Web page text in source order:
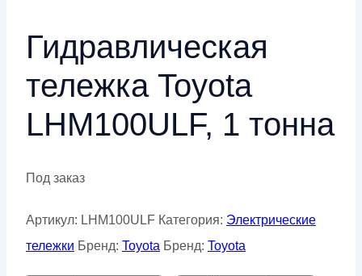
Гидравлическая
тележка Toyota
LHM100ULF, 1 тонна
Под заказ
Артикул: LHM100ULF Категория: Электрические
тележки Бренд: Toyota Бренд: Toyota